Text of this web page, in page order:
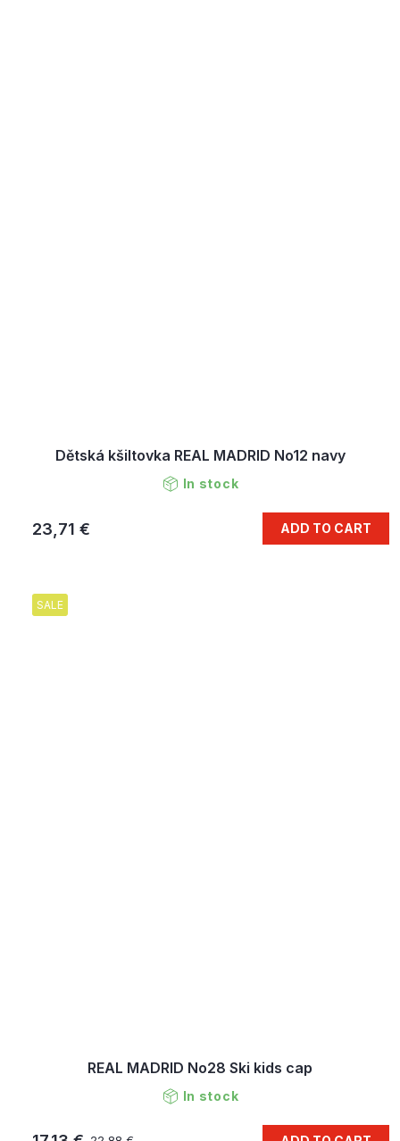
Dětská kšiltovka REAL MADRID No12 navy
In stock
23,71 € ADD TO CART
SALE
REAL MADRID No28 Ski kids cap
In stock